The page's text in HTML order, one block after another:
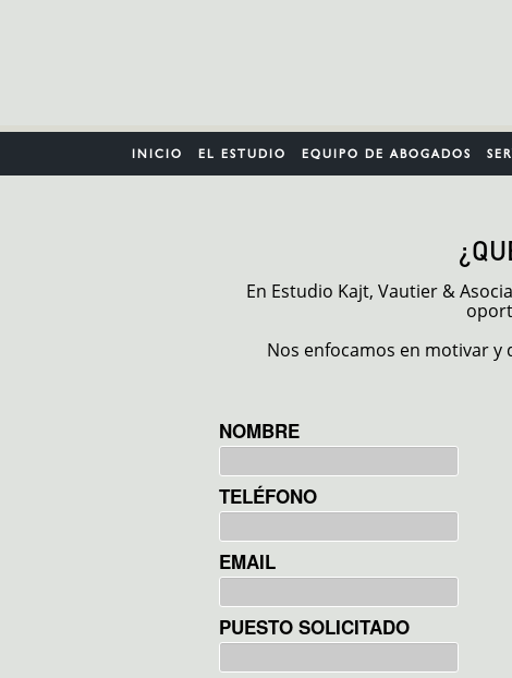
INICIO EL ESTUDIO EQUIPO DE ABOGADOS
En Estudio Kajt, Vautier &
Nos enfocamos en motivar
NOMBRE
TELÉFONO
EMAIL
PUESTO SOLICITADO